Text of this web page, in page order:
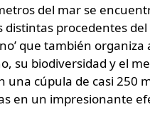
del mar se
procedentes
que también
su biodiversidad y el
una cúpula de casi 250
en un impresionante